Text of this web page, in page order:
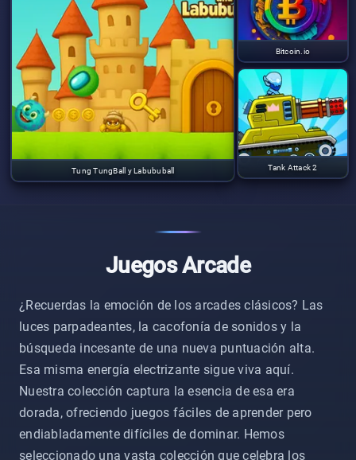
Tung TungBall y Labububall
Bitcoin.io
Tank Attack 2
Juegos Arcade
¿Recuerdas la emoción de los arcades clásicos? Las
luces parpadeantes, la cacofonía de sonidos y la
búsqueda incesante de una nueva puntuación alta.
Esa misma energía electrizante sigue viva aquí.
Nuestra colección captura la esencia de esa era
dorada, ofreciendo juegos fáciles de aprender pero
endiabladamente difíciles de dominar. Hemos
seleccionado una vasta colección que celebra los